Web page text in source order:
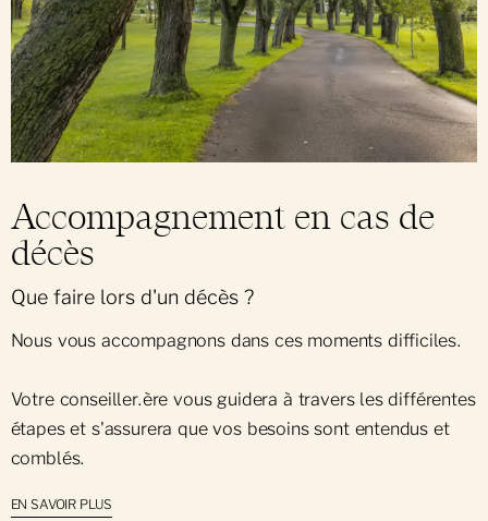
Accompagnement en cas de
décès
Que faire lors d'un décès ?
Nous vous accompagnons dans ces moments difficiles.
Votre conseiller.ère vous guidera à travers les différentes
étapes et s'assurera que vos besoins sont entendus et
comblés.
EN SAVOIR PLUS